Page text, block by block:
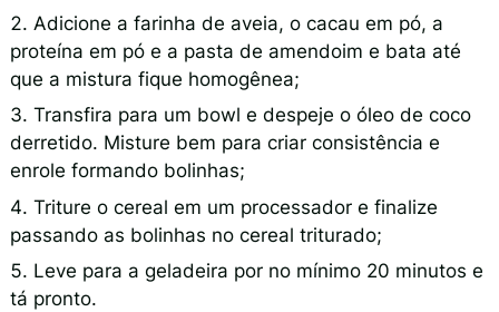
Adicione a farinha de aveia, o cacau em pó, a
proteína em pó e a pasta de amendoim e bata até
que a mistura fique homogênea;
Transfira para um bowl e despeje o óleo de coco
derretido. Misture bem para criar consistência e
enrole formando bolinhas;
Triture o cereal em um processador e finalize
passando as bolinhas no cereal triturado;
Leve para a geladeira por no mínimo 20 minutos e
tá pronto.